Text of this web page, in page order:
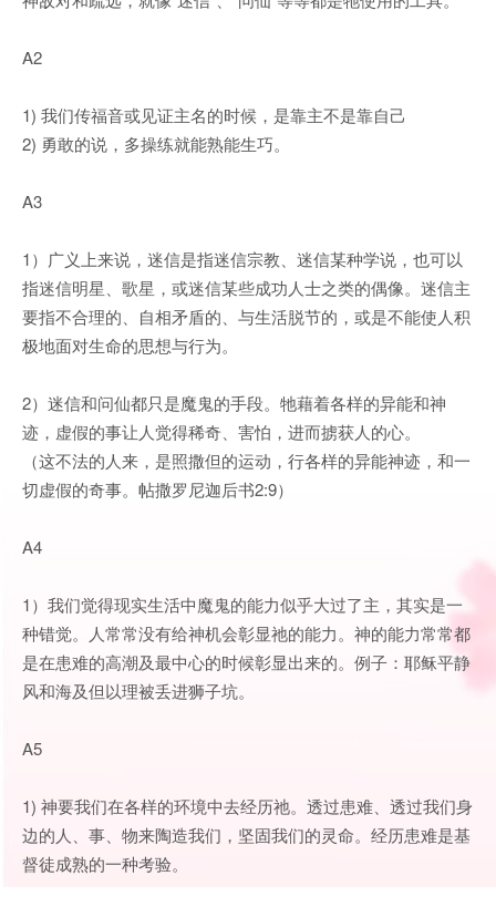
A2
1) 我们传福音或见证主名的时候，是靠主不是靠自己
2) 勇敢的说，多操练就能熟能生巧。
A3
1）广义上来说，迷信是指迷信宗教、迷信某种学说，也可以
指迷信明星、歌星，或迷信某些成功人士之类的偶像。迷信主
要指不合理的、自相矛盾的、与生活脱节的，或是不能使人积
极地面对生命的思想与行为。
2）迷信和问仙都只是魔鬼的手段。牠藉着各样的异能和神
迹，虚假的事让人觉得稀奇、害怕，进而掳获人的心。
（这不法的人来，是照撒但的运动，行各样的异能神迹，和一
切虚假的奇事。帖撒罗尼迦后书2:9）
A4
1）我们觉得现实生活中魔鬼的能力似乎大过了主，其实是一
种错觉。人常常没有给神机会彰显祂的能力。神的能力常常都
是在患难的高潮及最中心的时候彰显出来的。例子：耶稣平静
风和海及但以理被丢进狮子坑。
A5
1) 神要我们在各样的环境中去经历祂。透过患难、透过我们身
边的人、事、物来陶造我们，坚固我们的灵命。经历患难是基
督徒成熟的一种考验。